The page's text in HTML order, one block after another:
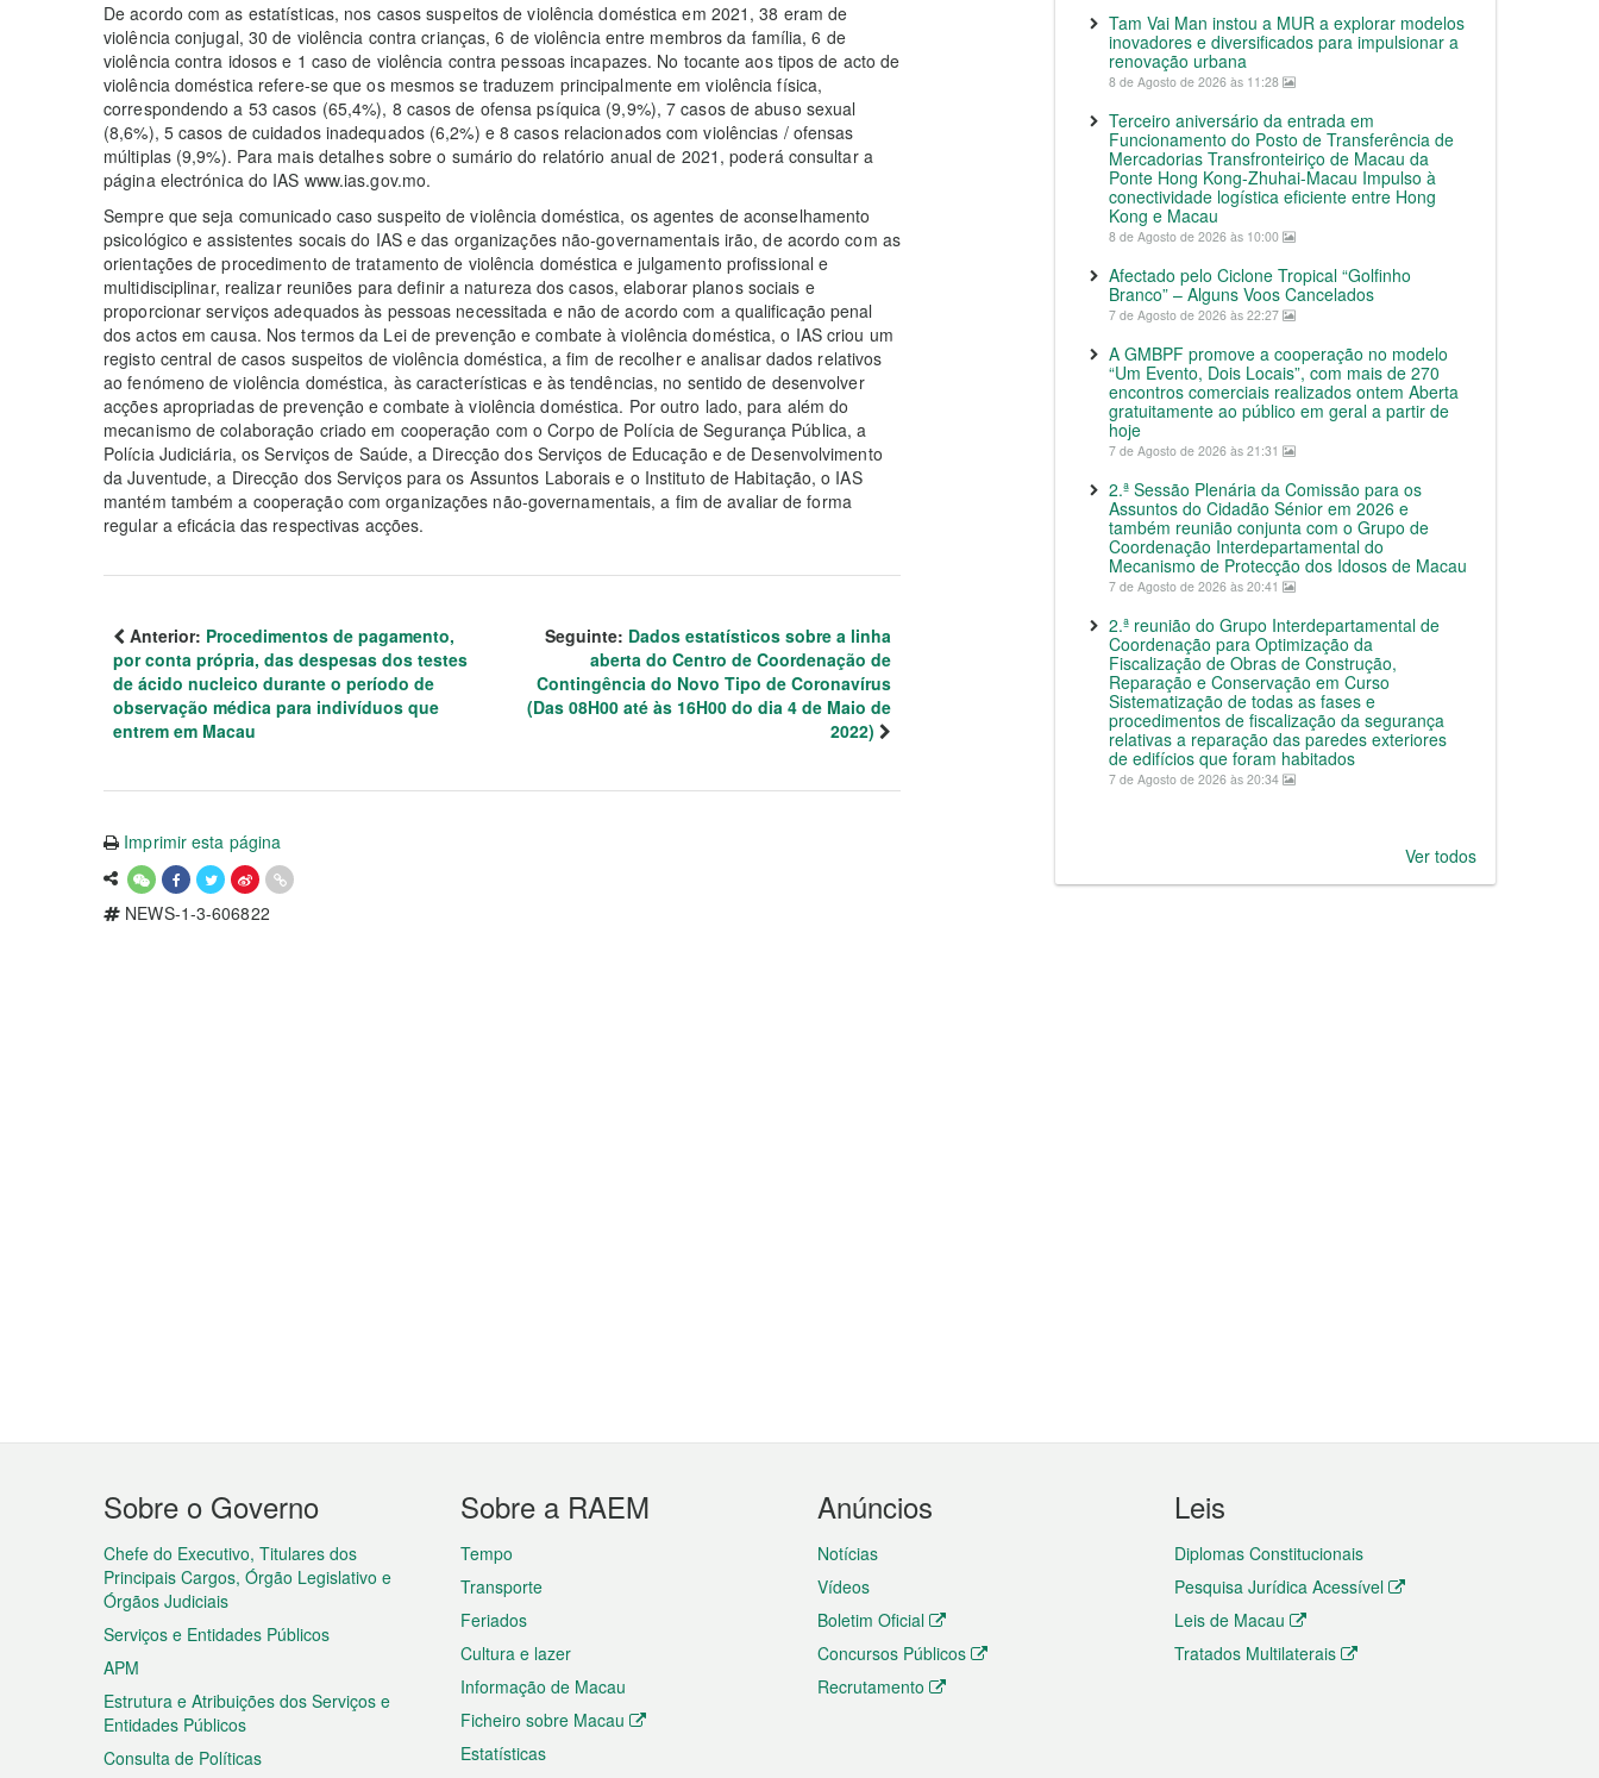
De acordo com as estatísticas, nos casos suspeitos de violência doméstica em 2021, 38 eram de
violência conjugal, 30 de violência contra crianças, 6 de violência entre membros da família, 6 de
violência contra idosos e 1 caso de violência contra pessoas incapazes. No tocante aos tipos de acto de
violência doméstica refere-se que os mesmos se traduzem principalmente em violência física,
correspondendo a 53 casos (65,4%), 8 casos de ofensa psíquica (9,9%), 7 casos de abuso sexual
(8,6%), 5 casos de cuidados inadequados (6,2%) e 8 casos relacionados com violências / ofensas
múltiplas (9,9%). Para mais detalhes sobre o sumário do relatório anual de 2021, poderá consultar a
página electrónica do IAS www.ias.gov.mo.
Sempre que seja comunicado caso suspeito de violência doméstica, os agentes de aconselhamento
psicológico e assistentes socais do IAS e das organizações não-governamentais irão, de acordo com as
orientações de procedimento de tratamento de violência doméstica e julgamento profissional e
multidisciplinar, realizar reuniões para definir a natureza dos casos, elaborar planos sociais e
proporcionar serviços adequados às pessoas necessitada e não de acordo com a qualificação penal
dos actos em causa. Nos termos da Lei de prevenção e combate à violência doméstica, o IAS criou um
registo central de casos suspeitos de violência doméstica, a fim de recolher e analisar dados relativos
ao fenómeno de violência doméstica, às características e às tendências, no sentido de desenvolver
acções apropriadas de prevenção e combate à violência doméstica. Por outro lado, para além do
mecanismo de colaboração criado em cooperação com o Corpo de Polícia de Segurança Pública, a
Polícia Judiciária, os Serviços de Saúde, a Direcção dos Serviços de Educação e de Desenvolvimento
da Juventude, a Direcção dos Serviços para os Assuntos Laborais e o Instituto de Habitação, o IAS
mantém também a cooperação com organizações não-governamentais, a fim de avaliar de forma
regular a eficácia das respectivas acções.
Anterior: Procedimentos de pagamento,
por conta própria, das despesas dos testes
de ácido nucleico durante o período de
observação médica para indivíduos que
entrem em Macau
Seguinte: Dados estatísticos sobre a linha
aberta do Centro de Coordenação de
Contingência do Novo Tipo de Coronavírus
(Das 08H00 até às 16H00 do dia 4 de Maio de
2022)
Imprimir esta página
NEWS-1-3-606822
Tam Vai Man instou a MUR a explorar modelos
inovadores e diversificados para impulsionar a
renovação urbana
8 de Agosto de 2026 às 11:28
Terceiro aniversário da entrada em
Funcionamento do Posto de Transferência de
Mercadorias Transfronteiriço de Macau da
Ponte Hong Kong-Zhuhai-Macau Impulso à
conectividade logística eficiente entre Hong
Kong e Macau
8 de Agosto de 2026 às 10:00
Afectado pelo Ciclone Tropical “Golfinho
Branco” – Alguns Voos Cancelados
7 de Agosto de 2026 às 22:27
A GMBPF promove a cooperação no modelo
“Um Evento, Dois Locais”, com mais de 270
encontros comerciais realizados ontem Aberta
gratuitamente ao público em geral a partir de
hoje
7 de Agosto de 2026 às 21:31
2.ª Sessão Plenária da Comissão para os
Assuntos do Cidadão Sénior em 2026 e
também reunião conjunta com o Grupo de
Coordenação Interdepartamental do
Mecanismo de Protecção dos Idosos de Macau
7 de Agosto de 2026 às 20:41
2.ª reunião do Grupo Interdepartamental de
Coordenação para Optimização da
Fiscalização de Obras de Construção,
Reparação e Conservação em Curso
Sistematização de todas as fases e
procedimentos de fiscalização da segurança
relativas a reparação das paredes exteriores
de edifícios que foram habitados
7 de Agosto de 2026 às 20:34
Ver todos
Menu
do
rodapé
Sobre o Governo
Chefe do Executivo, Titulares dos
Principais Cargos, Órgão Legislativo e
Órgãos Judiciais
Serviços e Entidades Públicos
APM
Estrutura e Atribuições dos Serviços e
Entidades Públicos
Consulta de Políticas
Sobre a RAEM
Tempo
Transporte
Feriados
Cultura e lazer
Informação de Macau
Ficheiro sobre Macau
Estatísticas
Anúncios
Notícias
Vídeos
Boletim Oficial
Concursos Públicos
Recrutamento
Leis
Diplomas Constitucionais
Pesquisa Jurídica Acessível
Leis de Macau
Tratados Multilaterais